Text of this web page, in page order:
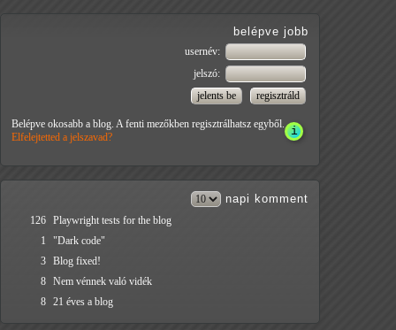
belépve jobb
usernév:
jelszó:
Belépve okosabb a blog. A fenti mezőkben regisztrálhatsz egyből.
Elfelejtetted a jelszavad?
napi komment
126 Playwright tests for the blog
1
"Dark code"
3 Blog fixed!
8 Nem vénnek való vidék
8 21 éves a blog